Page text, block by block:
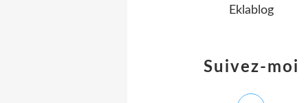
Suivez-moi
Eklablog